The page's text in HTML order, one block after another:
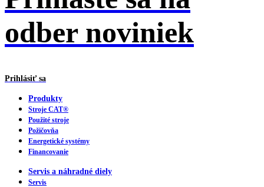
odber noviniek
Prihlásiť sa
Produkty
Stroje CAT®
Použité stroje
Požičovňa
Energetické systémy
Financovanie
Servis a náhradné diely
Servis